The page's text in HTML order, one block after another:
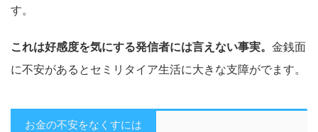
す。
これは好感度を気にする発信者には言えない事実。 金銭面
に不安があるとセミリタイア生活に大きな支障がでます。
お金の不安をなくすには